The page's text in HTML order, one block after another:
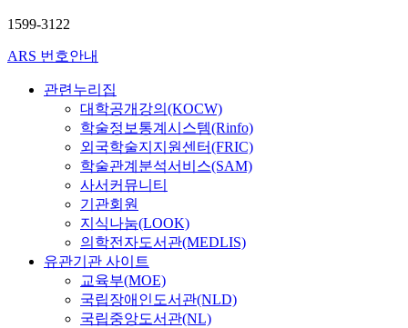
1599-3122
ARS 번호안내
관련누리집
대학공개강의(KOCW)
학술정보통계시스템(Rinfo)
외국학술지지원센터(FRIC)
학술관계분석서비스(SAM)
사서커뮤니티
기관회원
지식나눔(LOOK)
의학전자도서관(MEDLIS)
유관기관 사이트
교육부(MOE)
국립장애인도서관(NLD)
국립중앙도서관(NL)